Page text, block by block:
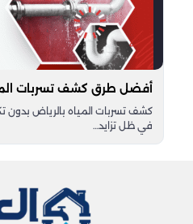
أفضل طرق كشف تسربات
كشف تسربات المياه بالرياض بدون
في ظل تزايد…